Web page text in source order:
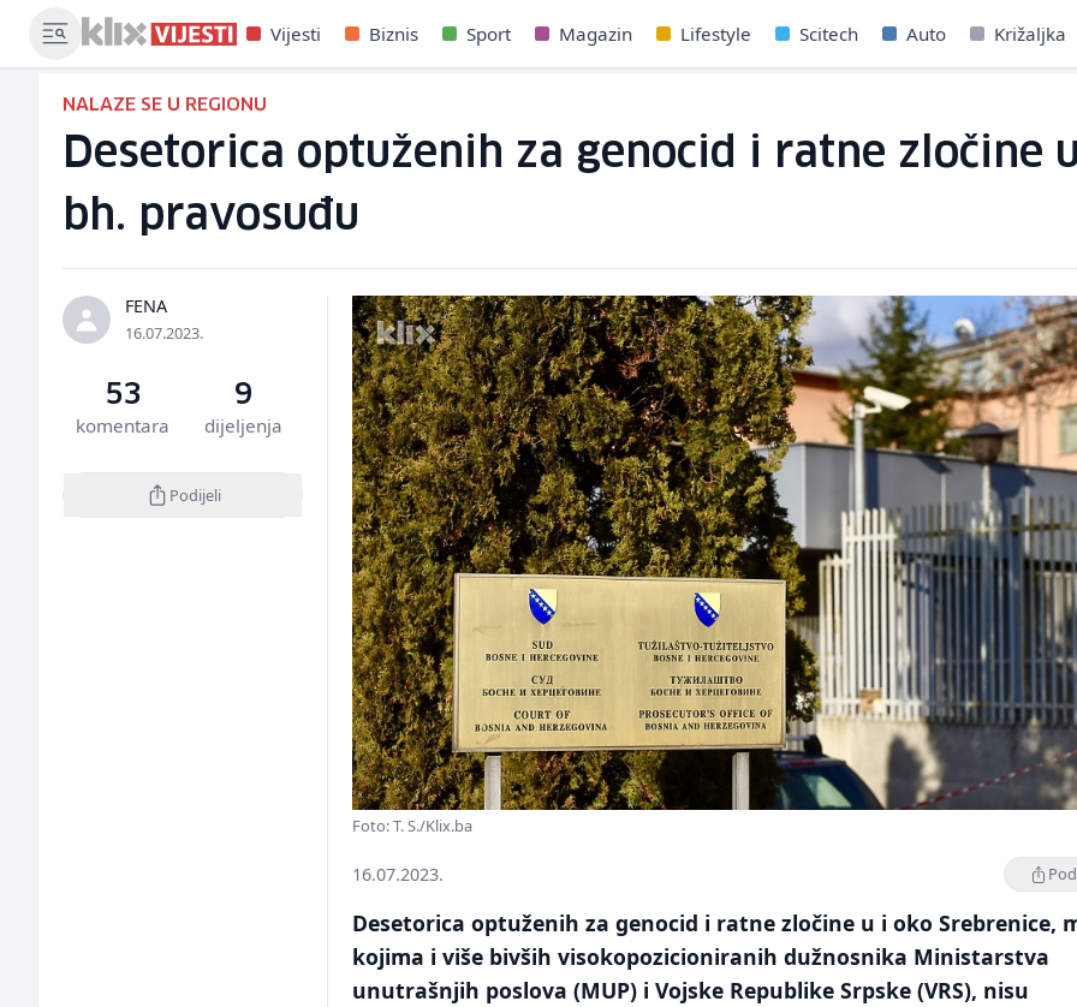
Vijesti Biznis Sport Magazin Lifestyle Scitech Auto Križaljka
NALAZE SE U REGIONU
Desetorica optuženih za genocid i ratne zločine
bh. pravosuđu
FENA
16.07.2023.
53
komentara
9
dijeljenja
Podijeli
Foto: T. S./Klix.ba
16.07.2023.
Desetorica optuženih za genocid i ratne zločine u i oko Srebrenice,
kojima i više bivših visokopozicioniranih dužnosnika Ministarstva
unutrašnjih poslova (MUP) i Vojske Republike Srpske (VRS), nisu